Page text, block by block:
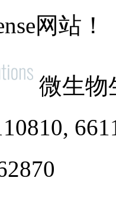
网站！
微生物